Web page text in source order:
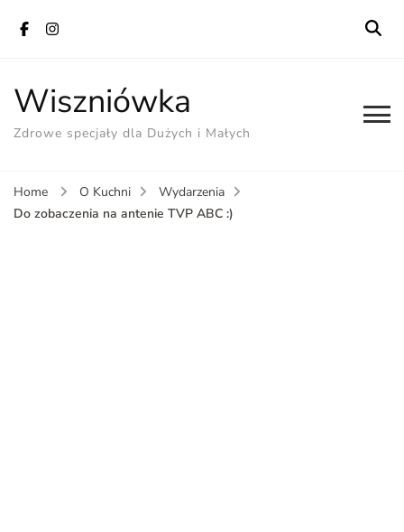
Wiszniówka
Zdrowe specjały dla Dużych i Małych
Home O Kuchni
Wydarzenia
Do zobaczenia na antenie TVP ABC :)